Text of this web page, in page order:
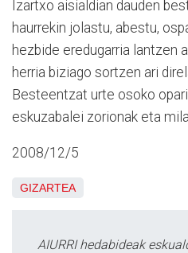
Izartxo aisialdian dauden
haurrekin jolastu, abestu,
hezbide eredugarria lantzen
herria biziago sortzen ari
Besteentzat urte osoko
eskuzabalei zorionak eta
2008/12/5
GIZARTEA
AIURRI hedabideak